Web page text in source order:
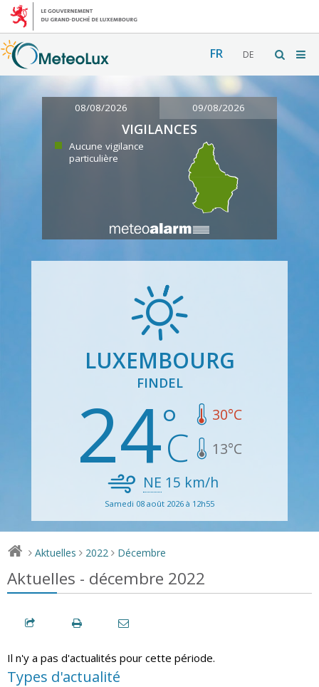
FR DE
08/08/2026 09/08/2026
VIGILANCES
Aucune vigilance
particulière
LUXEMBOURG
FINDEL
24 30°C
13°C
NE 15 km/h
Samedi 08 août 2026 à 12h55
> Aktuelles > 2022 > Décembre
Aktuelles - décembre 2022
Il n'y a pas d'actualités pour cette période.
Types d'actualité